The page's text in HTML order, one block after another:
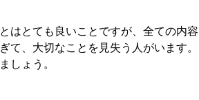
はとても良いことですが、全ての内容
て、大切なことを見失う人がいます。
しょう。